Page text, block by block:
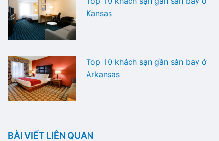
Kansas
Top 10 khách sạn gần sân bay ở
Arkansas
BÀI VIẾT LIÊN QUAN